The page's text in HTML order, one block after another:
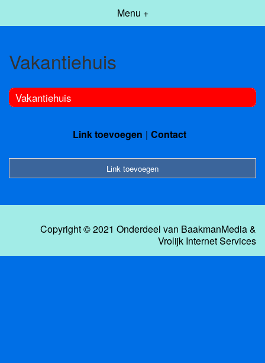
Menu +
Vakantiehuis
Vakantiehuis
Link toevoegen Contact
Link toevoegen
Copyright © 2021 Onderdeel van BaakmanMedia&
Vrolijk Internet Services